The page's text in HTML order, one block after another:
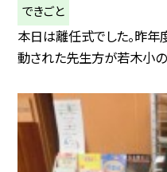
できごと
本日は離任式でした。昨年
動された先生方が若木小